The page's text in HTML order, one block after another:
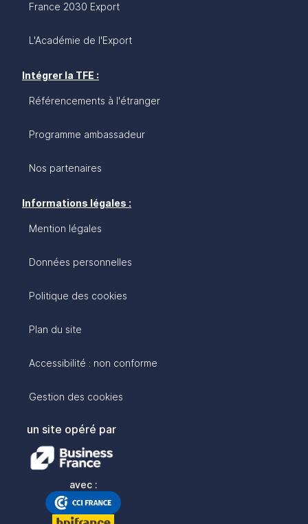
France 2030 Export
L'Académie de l'Export
Intégrer la TFE :
Référencements à l'étranger
Programme ambassadeur
Nos partenaires
Informations légales :
Mention légales
Données personnelles
Politique des cookies
Plan du site
Accessibilité : non conforme
Gestion des cookies
un site opéré par
avec :